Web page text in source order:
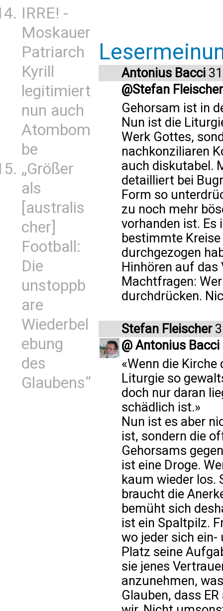
IRRE! -
Moskauer
Patriarch
Kyrill
legitimiert
nun auch
Atombom
be
„Größer
als
[australis
cher]
Football:
Die
unstoppb
are
Wiederbel
ebung
des
Glaubens“
Antonius Bacci
@Stefan Fleischer
Gehorsam ist in
Nun ist die
Werk Gottes,
nachkonziliaren
auch diskutabel.
detailliert bei
Form so
zu noch mehr
vorhanden ist.
bestimmte
durchgezogen
Hinhören auf das
Machtfragen:
durchdrücken.
Stefan Fleischer
@ Antonius Bacci
«Wenn die
Liturgie so
doch nur daran
schädlich ist.»
Nun ist es aber
ist, sondern die
Gehorsams
ist eine Droge.
kaum wieder los.
braucht die
bemüht sich
ist ein Spaltpilz.
wo jeder sich
Platz seine
sie jenes
anzunehmen,
Glauben, dass